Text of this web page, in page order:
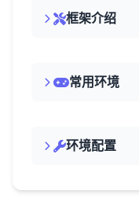
框架介绍
常用环境
环境配置